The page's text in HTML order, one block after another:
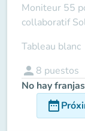
Moniteur 55
collaboratif
Tableau blanc
person 8 puestos
No hay
date_range